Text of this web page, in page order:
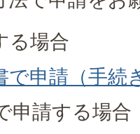
る場合
で申請（手
申請する場合